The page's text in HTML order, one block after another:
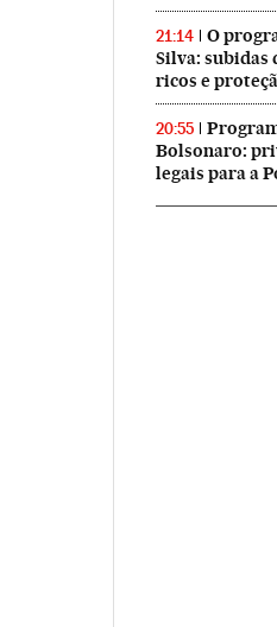
21:14
O
Silva: subidas
ricos e
20:55
Bolsonaro:
legais para a